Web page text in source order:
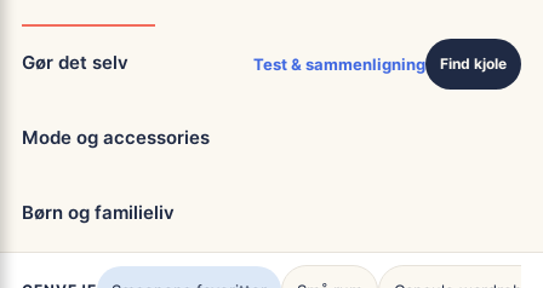
Gør det selv
Mode og accessories
Børn og familieliv
Test & sammenligning Find kjole